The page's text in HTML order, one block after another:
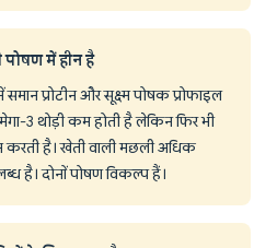
पोषण में हीन है
प्रोटीन और सूक्ष्म पोषक प्रोफाइल
3 थोड़ी कम होती है लेकिन फिर भी
करती है। खेती वाली मछली अधिक
है। दोनों पोषण विकल्प हैं।